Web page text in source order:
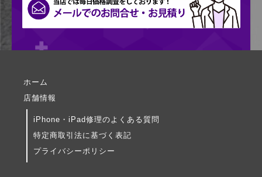
ホーム
店舗情報
iPhone・iPad修理のよくある質問
特定商取引法に基づく表記
プライバシーポリシー